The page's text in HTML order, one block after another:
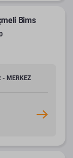
Bims
- MERKEZ